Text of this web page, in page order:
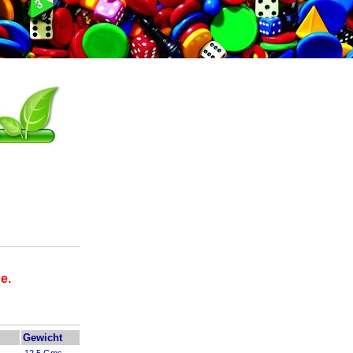
Gewicht